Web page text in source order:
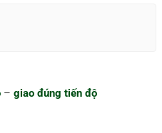
– giao đúng tiến độ